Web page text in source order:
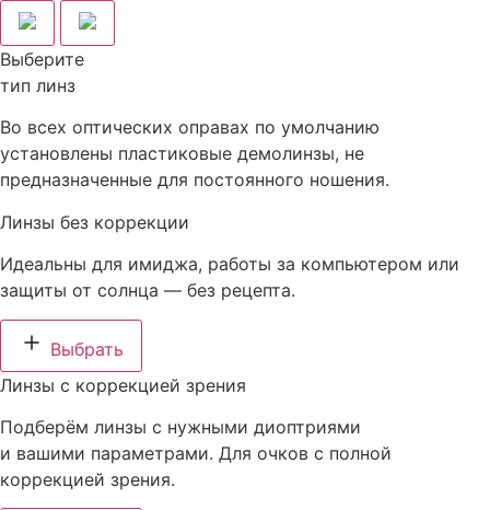
Выберите
тип линз
Во всех оптических оправах по умолчанию
установлены пластиковые демолинзы, не
предназначенные для постоянного ношения.
Линзы без коррекции
Идеальны для имиджа, работы за компьютером или
защиты от солнца — без рецепта.
Выбрать
Линзы с коррекцией зрения
Подберём линзы с нужными диоптриями
и вашими параметрами. Для очков с полной
коррекцией зрения.